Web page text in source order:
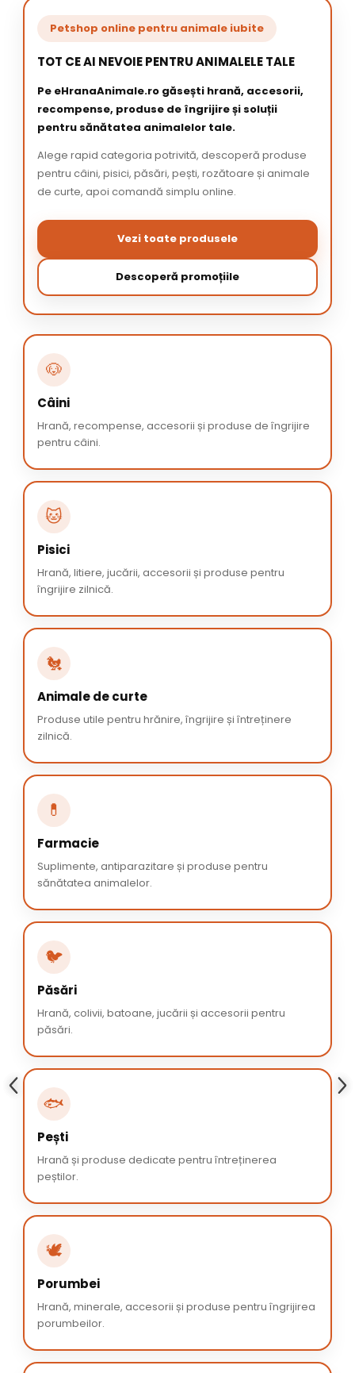
Petshop online pentru animale iubite
TOT CE AI NEVOIE PENTRU ANIMALELE TALE
Pe eHranaAnimale.ro găsești hrană, accesorii,
recompense, produse de îngrijire și soluții
pentru sănătatea animalelor tale.
Alege rapid categoria potrivită, descoperă produse
pentru câini, pisici, păsări, pești, rozătoare și animale
de curte, apoi comandă simplu online.
Vezi toate produsele
Descoperă promoțiile
🐶
Câini
Hrană, recompense, accesorii și produse de îngrijire
pentru câini.
🐱
Pisici
Hrană, litiere, jucării, accesorii și produse pentru
îngrijire zilnică.
🐔
Animale de curte
Produse utile pentru hrănire, îngrijire și întreținere
zilnică.
💊
Farmacie
Suplimente, antiparazitare și produse pentru
sănătatea animalelor.
🐦
Păsări
Hrană, colivii, batoane, jucării și accesorii pentru
păsări.
🐟
Pești
Hrană și produse dedicate pentru întreținerea
peștilor.
🕊️
Porumbei
Hrană, minerale, accesorii și produse pentru îngrijirea
porumbeilor.